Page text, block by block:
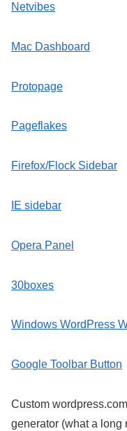
Netvibes
Mac Dashboard
Protopage
Pageflakes
Firefox/Flock Sidebar
IE sidebar
Opera Panel
30boxes
Windows WordPress
Google Toolbar Button
Custom
generator (what a long